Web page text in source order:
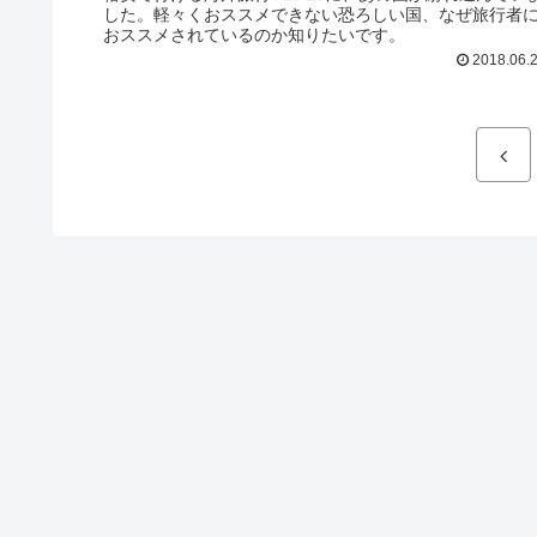
した。軽々くおススメできない恐ろしい国、なぜ旅行者に
おススメされているのか知りたいです。